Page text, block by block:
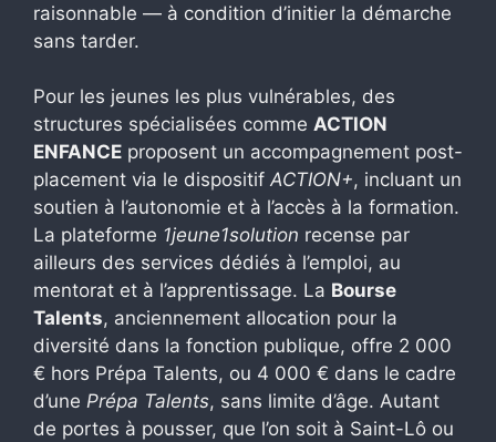
raisonnable — à condition d’initier la démarche
sans tarder.
Pour les jeunes les plus vulnérables, des
structures spécialisées comme ACTION
ENFANCE proposent un accompagnement post-
placement via le dispositif ACTION+, incluant un
soutien à l’autonomie et à l’accès à la formation.
La plateforme 1jeune1solution recense par
ailleurs des services dédiés à l’emploi, au
mentorat et à l’apprentissage. La Bourse
Talents, anciennement allocation pour la
diversité dans la fonction publique, offre 2 000
€ hors Prépa Talents, ou 4 000 € dans le cadre
d’une Prépa Talents, sans limite d’âge. Autant
de portes à pousser, que l’on soit à Saint-Lô ou